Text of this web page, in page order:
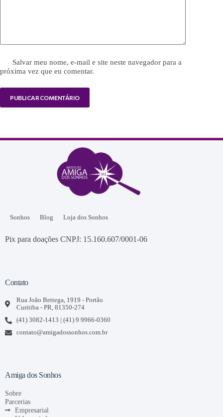
Salvar meu nome, e-mail e site neste navegador para a
próxima vez que eu comentar.
PUBLICAR COMENTÁRIO
Sonhos Blog Loja dos Sonhos
Pix para doações CNPJ: 15.160.607/0001-06
Contato
Rua João Bettega, 1919 - Portão
Curitiba - PR, 81350-274
(41) 3082-1413 | (41) 9 9966-0360
contato@amigadossonhos.com.br
Amiga dos Sonhos
Sobre
Parcerias
Empresarial